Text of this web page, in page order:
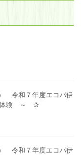
令和７年度エコパ伊
体験 ～ ✰
令和７年度エコパ伊